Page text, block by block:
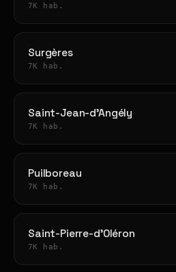
7K hab.
Surgères
7K hab.
Saint-Jean-d'Angély
7K hab.
Puilboreau
7K hab.
Saint-Pierre-d'Oléron
7K hab.